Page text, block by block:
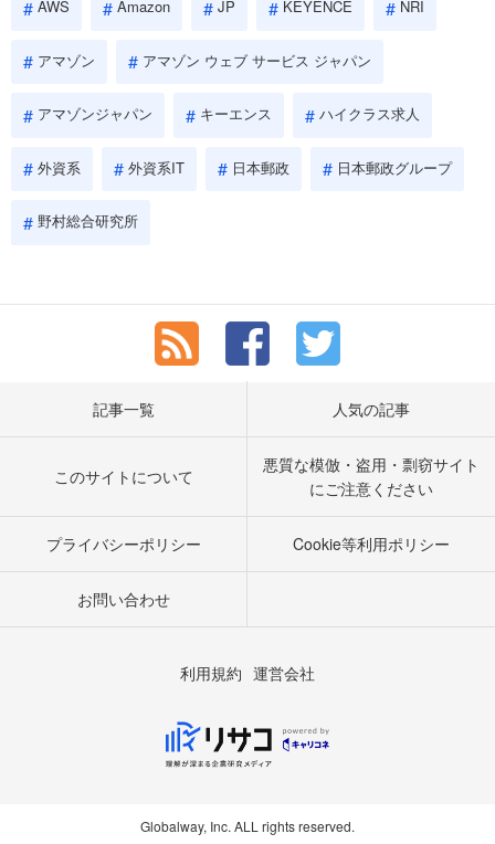
AWS Amazon JP KEYENCE NRI
アマゾン アマゾン ウェブ サービス ジャパン
アマゾンジャパン キーエンス ハイクラス求人
外資系 外資系IT 日本郵政 日本郵政グループ
野村総合研究所
記事一覧 人気の記事
このサイトについて
悪質な模倣・盗用・剽窃サイト
にご注意ください
プライバシーポリシー Cookie等利用ポリシー
お問い合わせ
利用規約 運営会社
Globalway, Inc. ALL rights reserved.